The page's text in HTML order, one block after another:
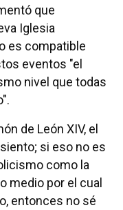
que
Iglesia
es compatible
eventos "el
nivel que todas
de León XIV, el
si eso no es
como la
medio por el cual
entonces no sé